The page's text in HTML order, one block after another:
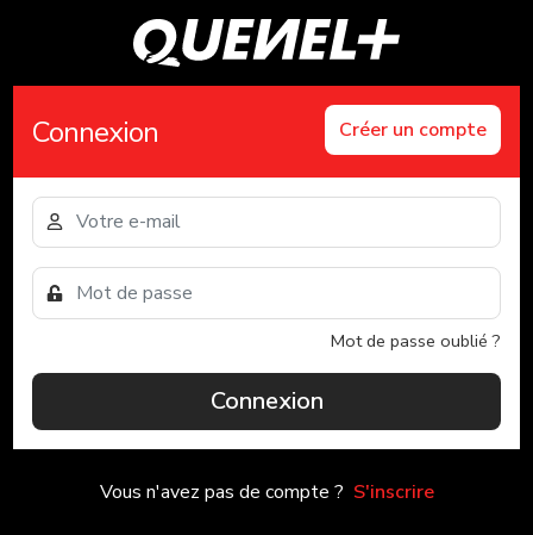
Connexion Créer un compte
Mot de passe oublié ?
Connexion
Vous n'avez pas de compte ? S'inscrire